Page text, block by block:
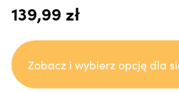
139,99 zł
Zobacz i wybierz opcję dla